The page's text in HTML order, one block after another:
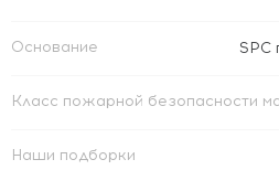
Основание SPC
Класс пожарной безопасности
Наши подборки